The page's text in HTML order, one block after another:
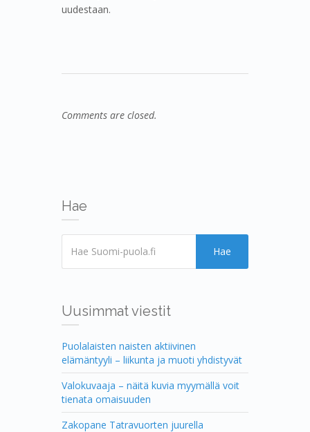
uudestaan.
Comments are closed.
Hae
Hae
Uusimmat viestit
Puolalaisten naisten aktiivinen
elämäntyyli – liikunta ja muoti yhdistyvät
Valokuvaaja – näitä kuvia myymällä voit
tienata omaisuuden
Zakopane Tatravuorten juurella